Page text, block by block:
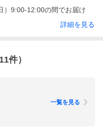
）9:00-12:00の間でお届け
詳細を見る
件）
一覧を見る